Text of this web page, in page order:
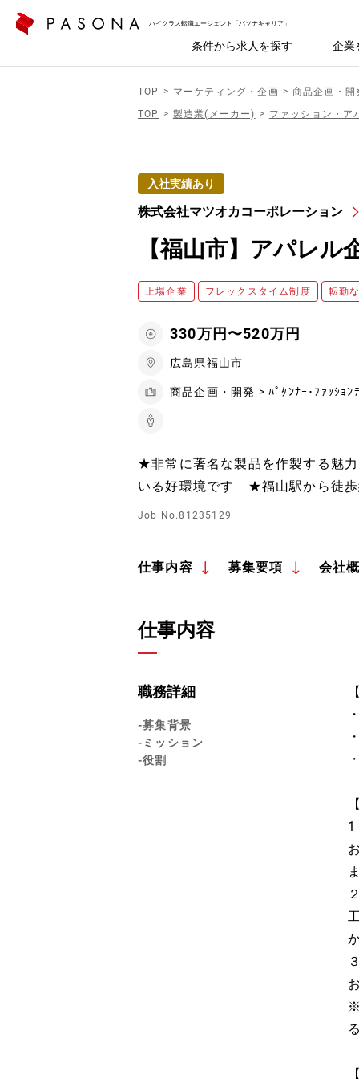
ハイクラス転職エージェント「パソナキャリア」
条件から求人を探す 企業
TOP マーケティング・企画
商品企画・開
TOP
製造業(メーカー) ファッション・ア
入社実績あり
株式会社マツオカコーポレーション
【福山市】アパレ
上場企業 フレックスタイム制度 転勤
330万円〜520万円
広島県福山市
商品企画・開発 > ﾊﾟﾀﾝﾅｰ･ﾌｧｯｼｮﾝ
-
★非常に著名な製品を作製する魅
いる好環境です ★福山駅から徒歩
Job No.81235129
仕事内容 募集要項 会社
仕事内容
職務詳細
-募集背景
-ミッション
-役割
1